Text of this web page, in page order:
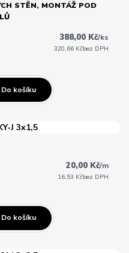
STĚN, MONTÁŽ POD
388,00 Kč/ks
320,66 Kčbez DPH
Do košíku
20,00 Kč/m
16,53 Kčbez DPH
Do košíku